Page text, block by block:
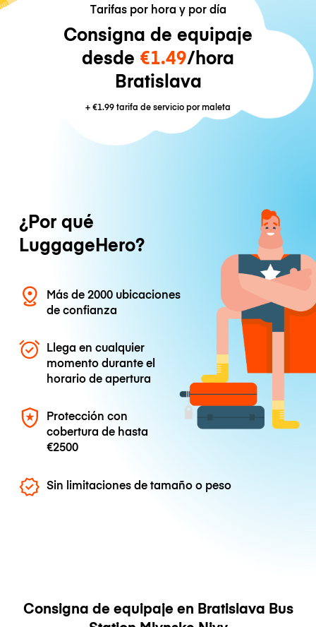
Tarifas por hora y por día
Consigna de equipaje
desde €1.49/hora
Bratislava
+€1.99tarifa de servicio por maleta
¿Por qué
LuggageHero?
Más de 2000 ubicaciones
de confianza
Llega en cualquier
momento durante el
horario de apertura
Protección con
cobertura de hasta
€2500
Sin limitaciones de tamaño o peso
Consigna de equipaje en Bratislava Bus